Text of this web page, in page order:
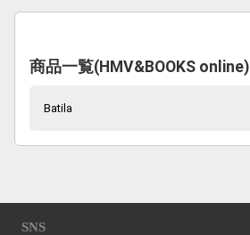
商品一覧(HMV&BOOKS online)
Batila
SNS